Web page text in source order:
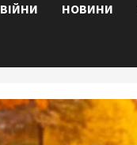
ВІЙНИ НОВИНИ